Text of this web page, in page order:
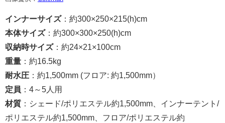
インナーサイズ：約300×250×215(h)cm
本体サイズ：約300×300×250(h)cm
収納時サイズ：約24×21×100cm
重量 ：約16.5kg
耐水圧 ：約1,500mm (フロア: 約1,500mm）
定員 ：4～5人用
材質 ：シェード/ポリエステル約1,500mm、インナーテント/
ポリエステル約1,500mm、フロア/ポリエステル約